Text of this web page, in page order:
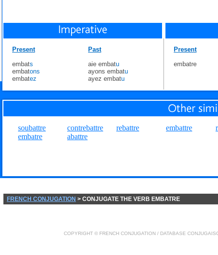
Present
embats
embatons
embatez
Past
aie embatu
ayons embatu
ayez embatu
Present
embatre
soubattre
embatre
contrebattre
abattre
rebattre embattre
FRENCH CONJUGATION > CONJUGATE THE VERB EMBATRE
COPYRIGHT © FRENCH CONJUGATION / DATABASE